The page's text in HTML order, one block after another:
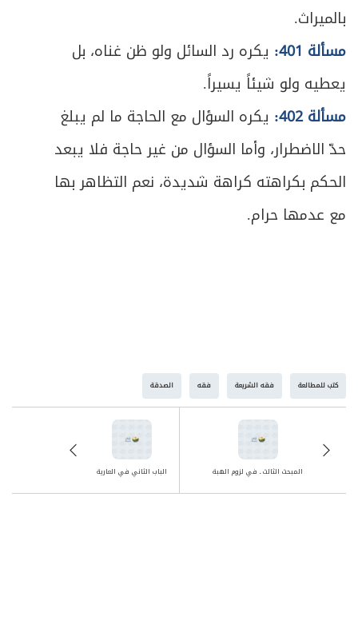
بالميراث.
مسألة 401:
يكره رد السائل ولو ظن غناه، بل
يعطيه ولو شيئاً يسيراً.
مسألة 402:
يكره السؤال مع الحاجة ما لم يبلغ
حدّ الاضطرار، وأما السؤال من غير حاجة فلا يبعد
الحكم بكراهته كراهة شديدة، نعم التظاهر بها
مع عدمها حرام.
كتب للمطالعة فقه الشريعة فقه الصدقة
الباب الثاني في العارية المبحث الثالث ـ في لزوم الهبة
548 الباب الثاني: في الصلح
ص المبحث الأول ـ في صيغة الصلح وخصائصه
ص
551 المبحث الثاني ـ في موارد الصلح